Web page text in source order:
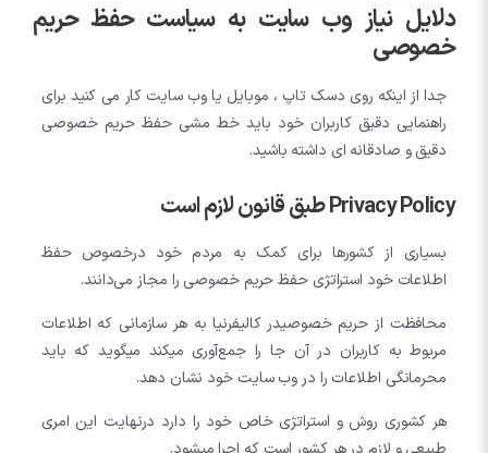
دلایل نیاز وب سایت به سیاست حفظ حریم
خصوصی
جدا از اینکه روی دسک تاپ ، موبایل یا وب سایت کار می کنید برای
راهنمایی دقیق کاربران خود باید خط مشی حفظ حریم خصوصی
دقیق و صادقانه ای داشته باشید.
Privacy Policy طبق قانون لازم است
بسیاری از کشورها برای کمک به مردم خود درخصوص حفظ
اطلاعات خود استراتژی حفظ حریم خصوصی را مجاز می‌دانند.
محافظت از حریم خصوصیدر کالیفرنیا به هر سازمانی که اطلاعات
مربوط به کاربران در آن جا را جمع‌آوری میکند میگوید که باید
محرمانگی اطلاعات را در وب سایت خود نشان دهد.
هر کشوری روش و استراتژی خاص خود را دارد درنهایت این امری